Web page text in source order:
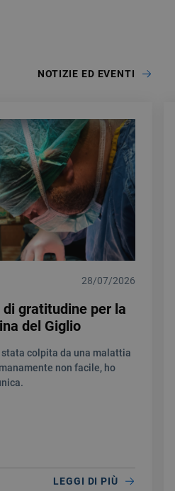
NOTIZIE ED EVENTI
28/07/2026
gratitudine per la
del Giglio
colpita da una malattia
non facile, ho
LEGGI DI PIÙ